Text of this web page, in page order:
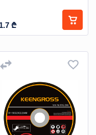
1.7 ₾